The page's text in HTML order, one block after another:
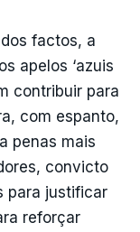
factos, a
apelos ‘azuis
contribuir para
com espanto,
penas mais
convicto
para justificar
reforçar